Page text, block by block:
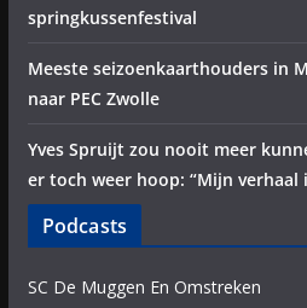
springkussenfestival
Meeste seizoenkaarthouders in
naar PEC Zwolle
Yves Spruijt zou nooit meer
er toch weer hoop: “Mijn verhaal
Podcasts
SC De Muggen En Omstreken